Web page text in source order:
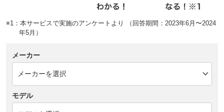
※1：本サービスで実施のアンケートより （回答期間：2023年6月〜2024
年5月）
メーカー
モデル